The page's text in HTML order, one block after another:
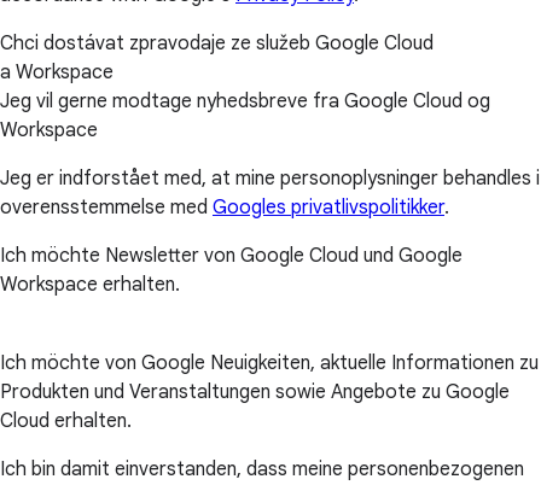
Chci dostávat zpravodaje ze služeb Google Cloud
a Workspace
Jeg vil gerne modtage nyhedsbreve fra Google Cloud og
Workspace
Jeg er indforstået med, at mine personoplysninger behandles i
overensstemmelse med Googles privatlivspolitikker.
Ich möchte Newsletter von Google Cloud und Google
Workspace erhalten.
Ich möchte von Google Neuigkeiten, aktuelle Informationen zu
Produkten und Veranstaltungen sowie Angebote zu Google
Cloud erhalten.
Ich bin damit einverstanden, dass meine personenbezogenen